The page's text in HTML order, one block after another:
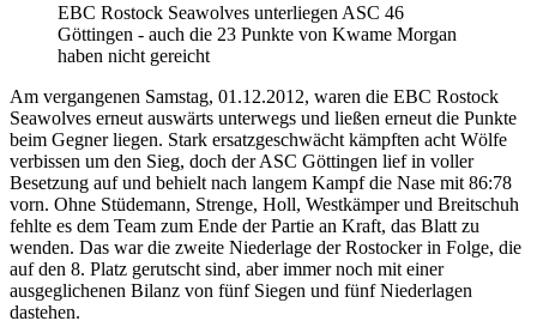
EBC Rostock Seawolves unterliegen ASC 46
Göttingen - auch die 23 Punkte von Kwame Morgan
haben nicht gereicht
Am vergangenen Samstag, 01.12.2012, waren die EBC Rostock
Seawolves erneut auswärts unterwegs und ließen erneut die Punkte
beim Gegner liegen. Stark ersatzgeschwächt kämpften acht Wölfe
verbissen um den Sieg, doch der ASC Göttingen lief in voller
Besetzung auf und behielt nach langem Kampf die Nase mit 86:78
vorn. Ohne Stüdemann, Strenge, Holl, Westkämper und Breitschuh
fehlte es dem Team zum Ende der Partie an Kraft, das Blatt zu
wenden. Das war die zweite Niederlage der Rostocker in Folge, die
auf den 8. Platz gerutscht sind, aber immer noch mit einer
ausgeglichenen Bilanz von fünf Siegen und fünf Niederlagen
dastehen.